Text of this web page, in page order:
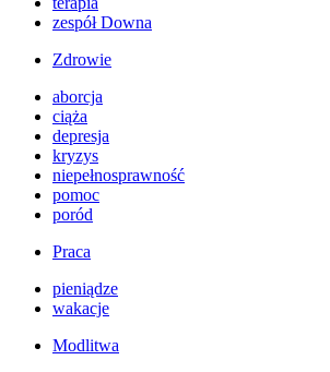
zespół Downa
Zdrowie
aborcja
ciąża
depresja
kryzys
niepełnosprawność
pomoc
poród
Praca
pieniądze
wakacje
Modlitwa